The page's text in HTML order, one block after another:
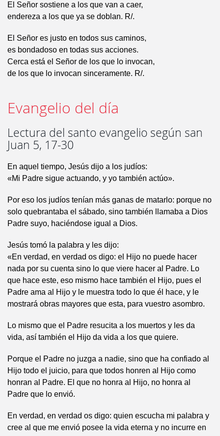
El Señor sostiene a los que van a caer,
endereza a los que ya se doblan. R/.
El Señor es justo en todos sus caminos,
es bondadoso en todas sus acciones.
Cerca está el Señor de los que lo invocan,
de los que lo invocan sinceramente. R/.
Evangelio del día
Lectura del santo evangelio según san
Juan 5, 17-30
En aquel tiempo, Jesús dijo a los judíos:
«Mi Padre sigue actuando, y yo también actúo».
Por eso los judíos tenían más ganas de matarlo: porque no
solo quebrantaba el sábado, sino también llamaba a Dios
Padre suyo, haciéndose igual a Dios.
Jesús tomó la palabra y les dijo:
«En verdad, en verdad os digo: el Hijo no puede hacer
nada por su cuenta sino lo que viere hacer al Padre. Lo
que hace este, eso mismo hace también el Hijo, pues el
Padre ama al Hijo y le muestra todo lo que él hace, y le
mostrará obras mayores que esta, para vuestro asombro.
Lo mismo que el Padre resucita a los muertos y les da
vida, así también el Hijo da vida a los que quiere.
Porque el Padre no juzga a nadie, sino que ha confiado al
Hijo todo el juicio, para que todos honren al Hijo como
honran al Padre. El que no honra al Hijo, no honra al
Padre que lo envió.
En verdad, en verdad os digo: quien escucha mi palabra y
cree al que me envió posee la vida eterna y no incurre en